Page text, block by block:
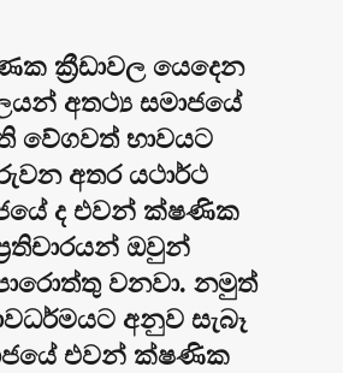
ක්‍රීඩාවල යෙදෙන
අතථ්‍ය සමාජයේ
වේගවත් භාවයට
අතර යථාර්ථ
ද එවන් ක්ෂණික
ඔවුන්
වනවා. නමුත්
අනුව සැබෑ
එවන් ක්ෂණික